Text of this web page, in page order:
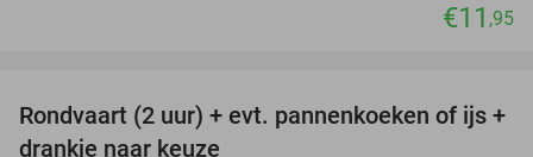
€11 ,95
20%
TODAY
Rondvaart (2 uur) + evt. pannenkoeken of ijs +
drankje naar keuze